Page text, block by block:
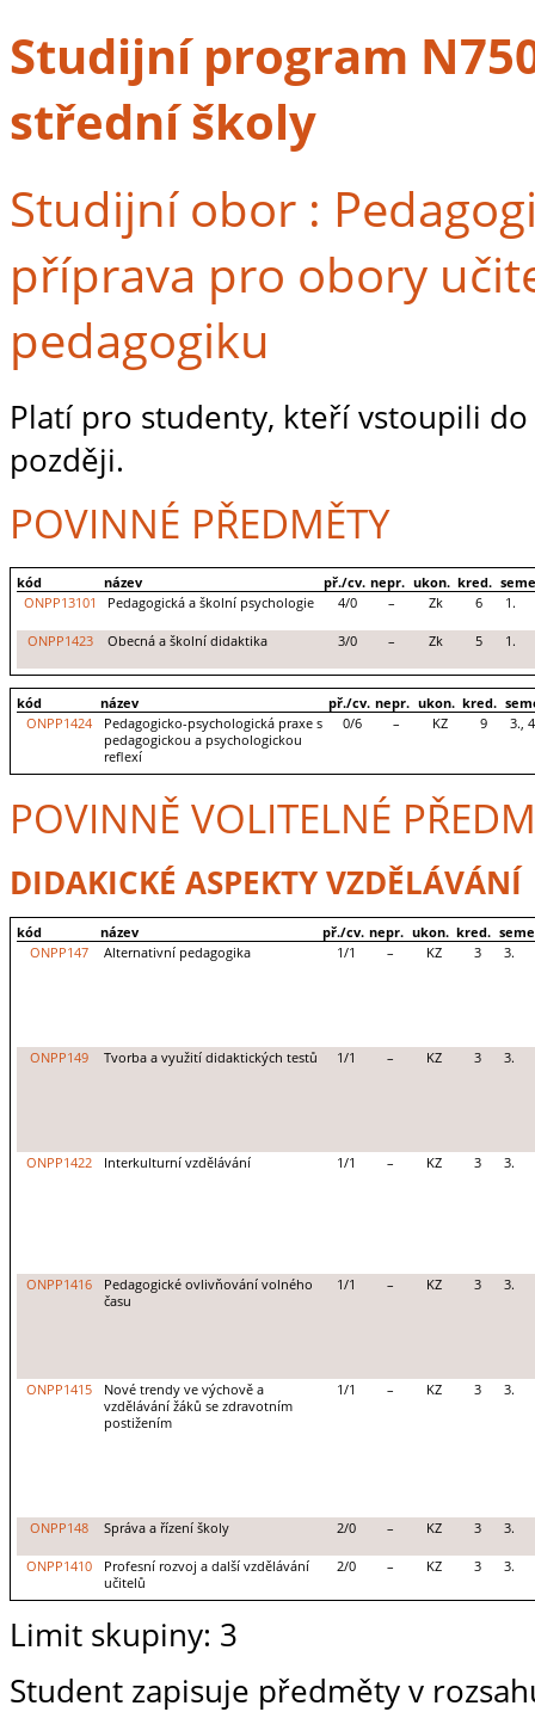
Studijní program
střední školy
Studijní obor :
příprava pro obory
pedagogiku
Platí pro studenty, kteří vstoupili
později.
POVINNÉ PŘEDMĚTY
kód název př./cv. nepr. ukon. kred.
ONPP13101
Pedagogická a školní psychologie 4/0 – Zk 6 1.
ONPP1423 Obecná a školní didaktika 3/0 – Zk 5 1.
kód název př./cv. nepr. ukon. kred.
ONPP1424
Pedagogicko-psychologická praxe s
pedagogickou a psychologickou
reflexí
0/6 – KZ 9 3.,
POVINNĚ VOLITELNÉ
DIDAKICKÉ ASPEKTY VZDĚLÁVÁNÍ
kód název př./cv. nepr. ukon. kred.
ONPP147
Alternativní pedagogika 1/1 – KZ 3 3.
ONPP149 Tvorba a využití didaktických testů 1/1 – KZ 3 3.
ONPP1422 Interkulturní vzdělávání 1/1 – KZ 3 3.
ONPP1416
Pedagogické ovlivňování volného
času
1/1 – KZ 3 3.
ONPP1415
Nové trendy ve výchově a
vzdělávání žáků se zdravotním
postižením
1/1 – KZ 3 3.
ONPP148 Správa a řízení školy 2/0 – KZ 3 3.
ONPP1410
Profesní rozvoj a další vzdělávání
učitelů
2/0 – KZ 3 3.
Limit skupiny: 3
Student zapisuje předměty v